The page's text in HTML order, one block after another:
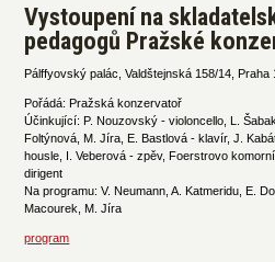
Vystoupení na
pedagogů Pražské
Pálffyovský palác, Valdštejnská 158/14, Praha
Pořádá: Pražská konzervatoř
Účinkující: P. Nouzovský - violoncello, L.
Foltýnová, M. Jíra, E. Bastlová - klavír, J.
housle, I. Veberová - zpěv, Foerstrovo
dirigent
Na programu: V. Neumann, A. Katmeridu, E.
Macourek, M. Jíra
program